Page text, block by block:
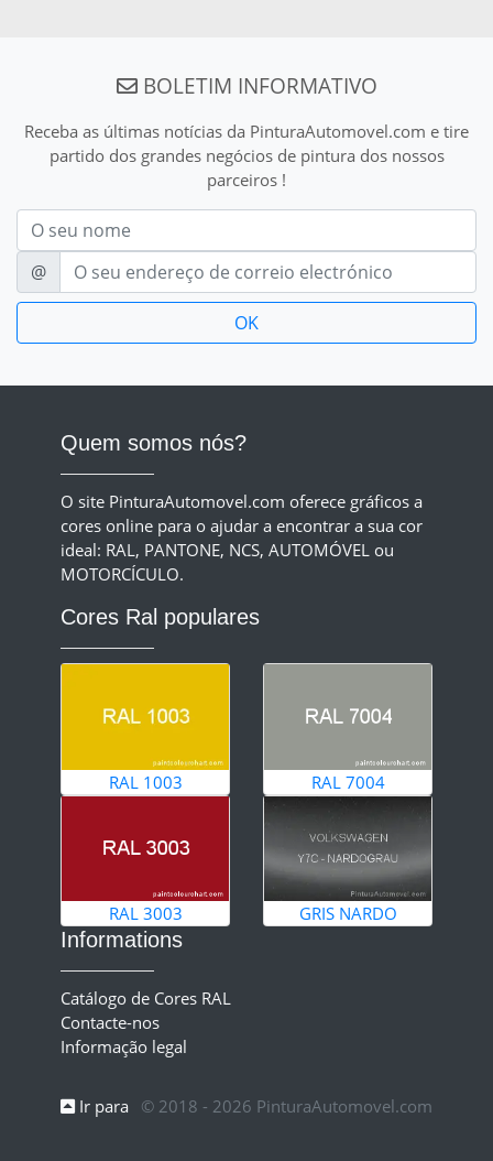
BOLETIM INFORMATIVO
Receba as últimas notícias da PinturaAutomovel.com e tire
partido dos grandes negócios de pintura dos nossos
parceiros !
Nom
E-mail
@
Quem somos nós?
O site PinturaAutomovel.com oferece gráficos a
cores online para o ajudar a encontrar a sua cor
ideal: RAL, PANTONE, NCS, AUTOMÓVEL ou
MOTORCÍCULO.
Cores Ral populares
RAL 1003 RAL 7004
RAL 3003 GRIS NARDO
Informations
Catálogo de Cores RAL
Contacte-nos
Informação legal
Ir para © 2018 - 2026 PinturaAutomovel.com